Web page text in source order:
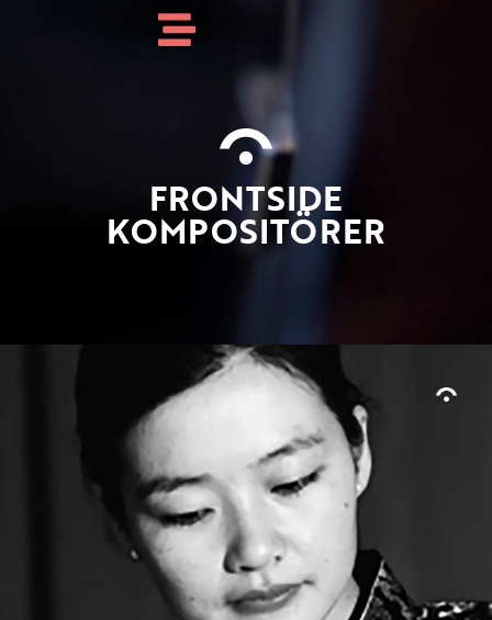
FRONTSIDE
KOMPOSITÖRER